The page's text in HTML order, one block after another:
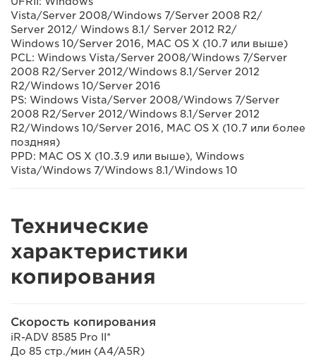
Vista/Server 2008/Windows 7/Server 2008 R2/
Server 2012/ Windows 8.1/ Server 2012 R2/
Windows 10/Server 2016, MAC OS X (10.7 или выше)
PCL: Windows Vista/Server 2008/Windows 7/Server
2008 R2/Server 2012/Windows 8.1/Server 2012
R2/Windows 10/Server 2016
PS: Windows Vista/Server 2008/Windows 7/Server
2008 R2/Server 2012/Windows 8.1/Server 2012
R2/Windows 10/Server 2016, MAC OS X (10.7 или более
поздняя)
PPD: MAC OS X (10.3.9 или выше), Windows
Vista/Windows 7/Windows 8.1/Windows 10
Технические
характеристики
копирования
Скорость копирования
iR-ADV 8585 Pro II*
До 85 стр./мин (A4/A5R)